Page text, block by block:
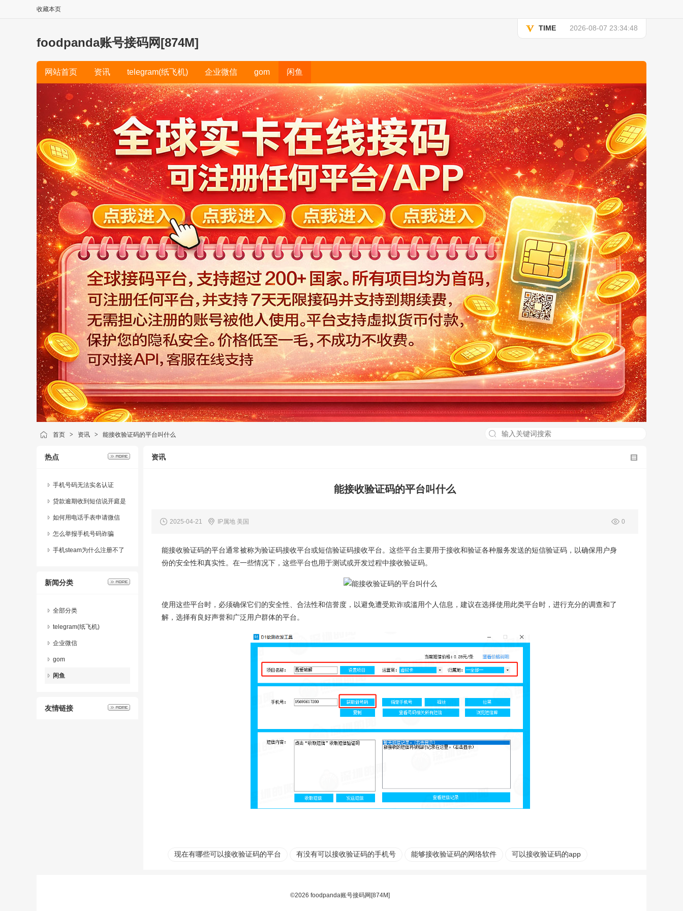
收藏本页
TIME 2026-08-07 23:34:48
foodpanda账号接码网[874M]
网站首页 资讯 telegram(纸飞机) 企业微信 gom 闲鱼
首页 > 资讯 > 能接收验证码的平台叫什么
热点
手机号码无法实名认证
贷款逾期收到短信说开庭是
真的吗
如何用电话手表申请微信
怎么举报手机号码诈骗
手机steam为什么注册不了
新闻分类
全部分类
telegram(纸飞机)
企业微信
gom
闲鱼
友情链接
资讯
能接收验证码的平台叫什么
2025-04-21 IP属地 美国 0
能接收验证码的平台通常被称为验证码接收平台或短信验证码接收平台。这些平台主要用于接收和验证各种服务发送的短信验证码，以确保用户身
份的安全性和真实性。在一些情况下，这些平台也用于测试或开发过程中接收验证码。
使用这些平台时，必须确保它们的安全性、合法性和信誉度，以避免遭受欺诈或滥用个人信息，建议在选择使用此类平台时，进行充分的调查和了
解，选择有良好声誉和广泛用户群体的平台。
现在有哪些可以接收验证码的平台 有没有可以接收验证码的手机号 能够接收验证码的网络软件 可以接收验证码的app
©2026 foodpanda账号接码网[874M]